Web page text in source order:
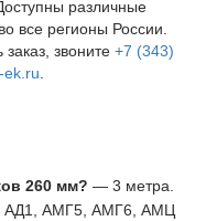
различные
все регионы России.
звоните +7 (343)
ek.ru
260 мм? — 3 метра.
АМГ5, АМГ6, АМЦ